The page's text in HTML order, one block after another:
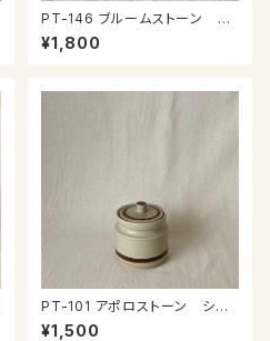
PT-146 ブルームストーン シ
ュガーポット
¥1,800
PT-101 アポロストーン シュ
ガーポット
¥1,500